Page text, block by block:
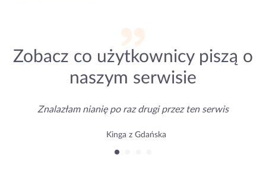
Zobacz co użytkownicy piszą o
naszym serwisie
Znalazłam nianię po raz drugi przez ten serwis
Kinga z Gdańska